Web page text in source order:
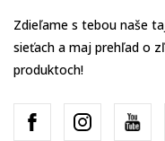
Zdieľame s tebou naše
sieťach a maj prehľad o
produktoch!